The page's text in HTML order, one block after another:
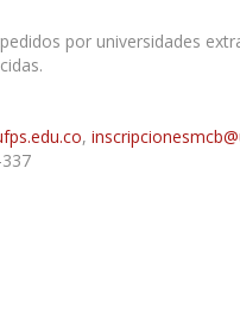
por universidades
,